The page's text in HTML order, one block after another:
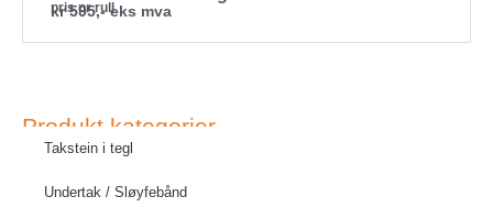
kr 595,- eks mva
pris pr rull
Produkt kategorier
Takstein i tegl
Undertak / Sløyfebånd